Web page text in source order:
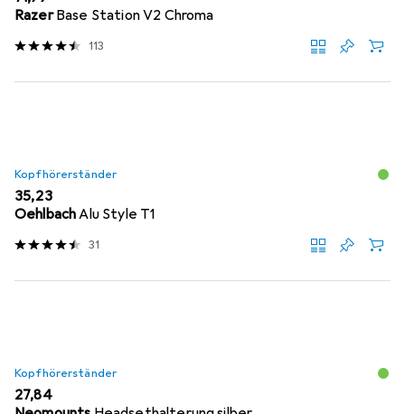
Razer Base Station V2 Chroma
113
Kopfhörerständer
EUR
35,23
OehlbachAlu Style T1
31
Kopfhörerständer
EUR
27,84